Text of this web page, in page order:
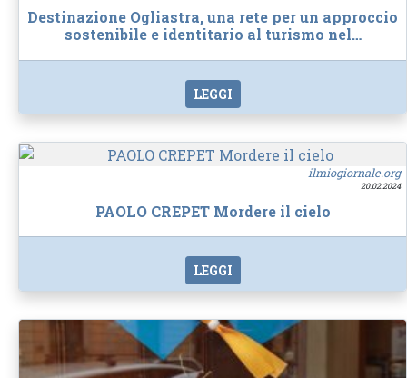
Destinazione Ogliastra, una rete per un approccio
sostenibile e identitario al turismo nel…
LEGGI
ilmiogiornale.org
20.02.2024
PAOLO CREPET Mordere il cielo
LEGGI